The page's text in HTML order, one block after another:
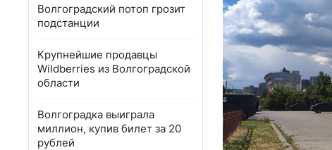
Волгоградский потоп грозит
подстанции
Крупнейшие продавцы
Wildberries из Волгоградской
области
Волгоградка выиграла
миллион, купив билет за 20
рублей